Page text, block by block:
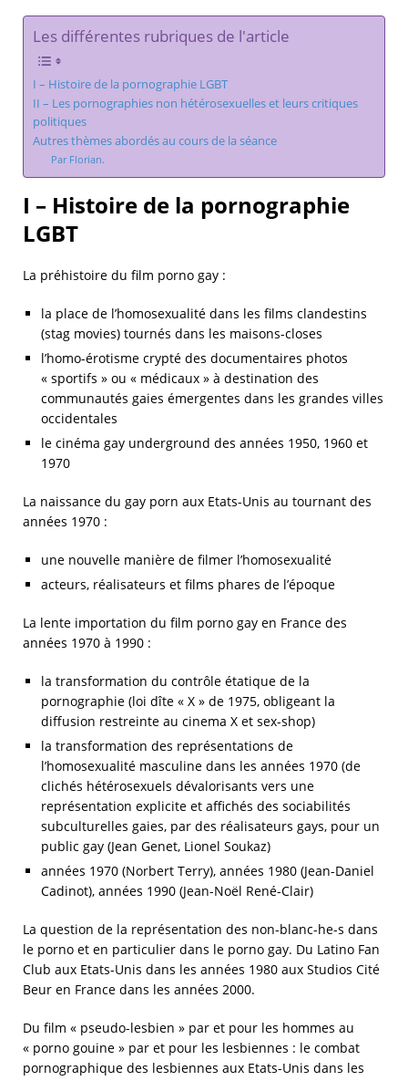
Les différentes rubriques de l'article
I – Histoire de la pornographie LGBT
II – Les pornographies non hétérosexuelles et leurs critiques
politiques
Autres thèmes abordés au cours de la séance
Par Florian.
I – Histoire de la pornographie
LGBT
La préhistoire du film porno gay :
la place de l’homosexualité dans les films clandestins
(stag movies) tournés dans les maisons-closes
l’homo-érotisme crypté des documentaires photos
« sportifs » ou « médicaux » à destination des
communautés gaies émergentes dans les grandes villes
occidentales
le cinéma gay underground des années 1950, 1960 et
1970
La naissance du gay porn aux Etats-Unis au tournant des
années 1970 :
une nouvelle manière de filmer l’homosexualité
acteurs, réalisateurs et films phares de l’époque
La lente importation du film porno gay en France des
années 1970 à 1990 :
la transformation du contrôle étatique de la
pornographie (loi dîte « X » de 1975, obligeant la
diffusion restreinte au cinema X et sex-shop)
la transformation des représentations de
l’homosexualité masculine dans les années 1970 (de
clichés hétérosexuels dévalorisants vers une
représentation explicite et affichés des sociabilités
subculturelles gaies, par des réalisateurs gays, pour un
public gay (Jean Genet, Lionel Soukaz)
années 1970 (Norbert Terry), années 1980 (Jean-Daniel
Cadinot), années 1990 (Jean-Noël René-Clair)
La question de la représentation des non-blanc-he-s dans
le porno et en particulier dans le porno gay. Du Latino Fan
Club aux Etats-Unis dans les années 1980 aux Studios Cité
Beur en France dans les années 2000.
Du film « pseudo-lesbien » par et pour les hommes au
« porno gouine » par et pour les lesbiennes : le combat
pornographique des lesbiennes aux Etats-Unis dans les